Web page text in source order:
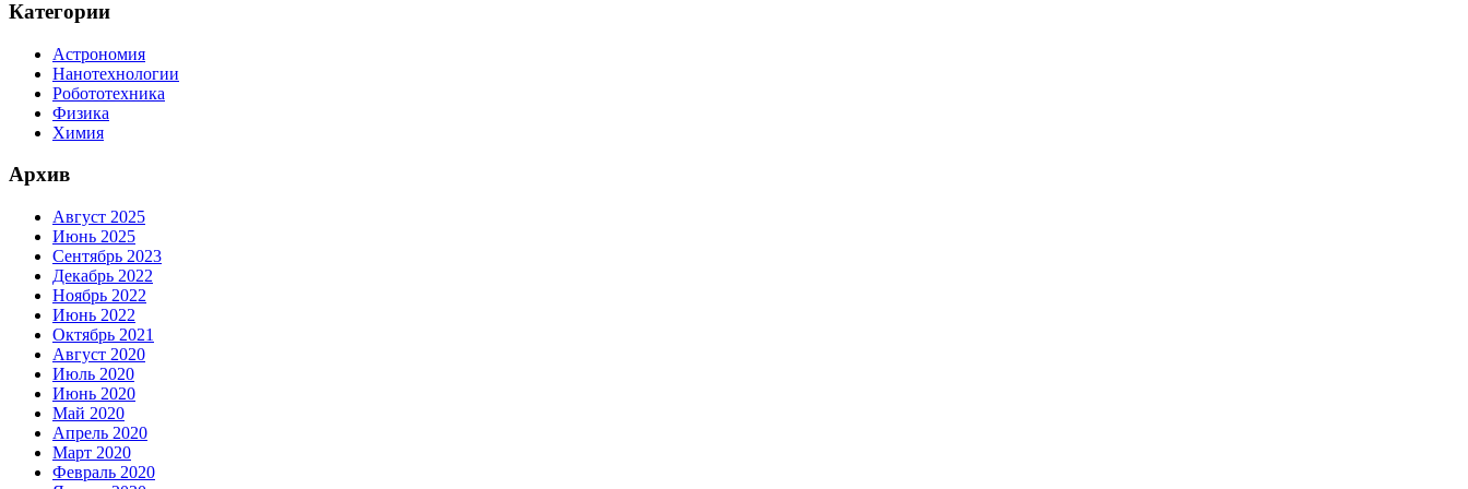
Категории
Астрономия
Нанотехнологии
Робототехника
Физика
Химия
Архив
Август 2025
Июнь 2025
Сентябрь 2023
Декабрь 2022
Ноябрь 2022
Июнь 2022
Октябрь 2021
Август 2020
Июль 2020
Июнь 2020
Май 2020
Апрель 2020
Март 2020
Февраль 2020